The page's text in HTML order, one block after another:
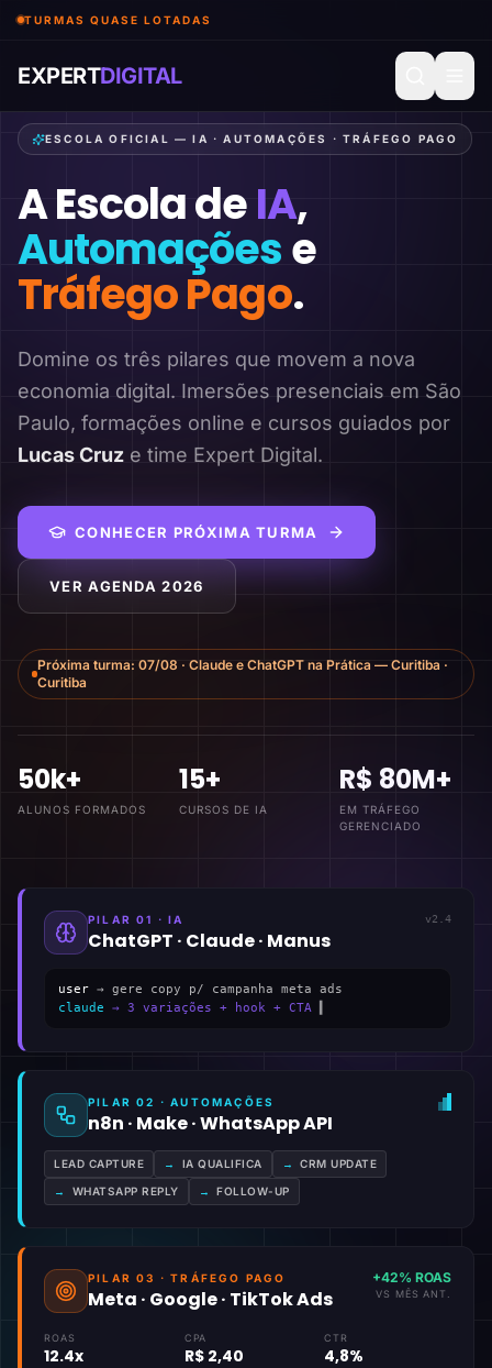
TURMAS QUASE LOTADAS
EXPERTDIGITAL
ESCOLA OFICIAL — IA · AUTOMAÇÕES · TRÁFEGO PAGO
A Escola deIA,
Automaçõese
Tráfego Pago.
Domine os três pilares que movem a nova
economia digital. Imersões presenciais em São
Paulo, formações online e cursos guiados por
Lucas Cruz e time Expert Digital.
CONHECER PRÓXIMA TURMA
VER AGENDA 2026
Próxima turma:07/08 ·Claude e ChatGPT na Prática — Curitiba ·
Curitiba
50k+
ALUNOS FORMADOS
15+
CURSOS DE IA
R$ 80M+
EM TRÁFEGO
GERENCIADO
PILAR 01 · IA
ChatGPT · Claude · Manus
v2.4
user → gere copy p/ campanha meta ads
claude → 3 variações + hook + CTA
PILAR 02 · AUTOMAÇÕES
n8n · Make · WhatsApp API
LEAD CAPTURE → IA QUALIFICA → CRM UPDATE
→ WHATSAPP REPLY → FOLLOW-UP
PILAR 03 · TRÁFEGO PAGO
Meta · Google · TikTok Ads
+42% ROAS
VS MÊS ANT.
ROAS
12.4x
CPA
R$ 2,40
CTR
4,8%